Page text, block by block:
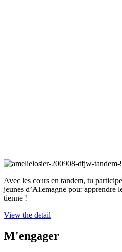
Avec les cours en tandem, tu
jeunes d’Allemagne pour apprendre
tienne !
View the detail
M'engager